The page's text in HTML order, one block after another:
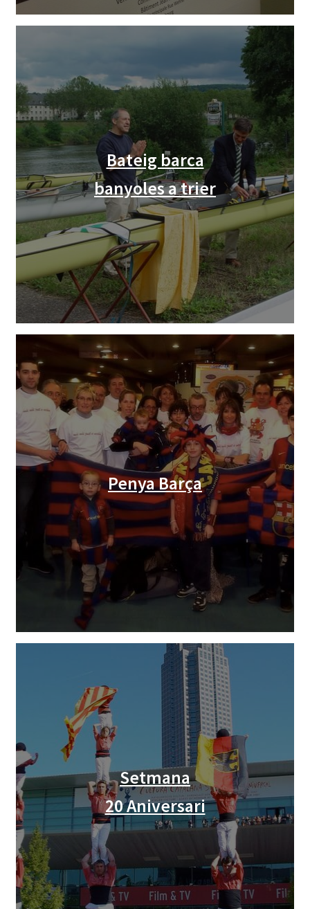
Bateig barca
banyoles a trier
Penya Barça
Setmana
20 Aniversari